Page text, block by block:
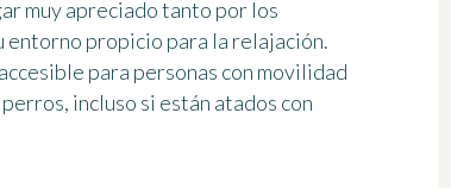
muy apreciado tanto por los
entorno propicio para la relajación.
para personas con movilidad
incluso si están atados con